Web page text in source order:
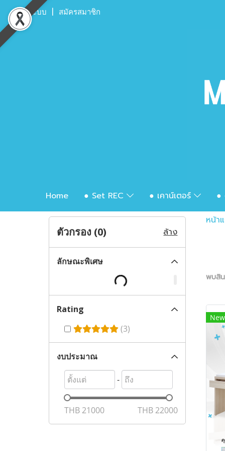
เข้าสู่ระบบ สมัครสมาชิก
Home ● Set REC ● เคาน์เตอร์ ●
หน้า
พบสิ
New
ตัวกรอง (0) ล้าง
ลักษณะพิเศษ
Rating
(3)
งบประมาณ
-
THB 21000 THB 22000